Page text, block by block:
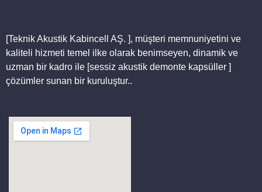
[Teknik Akustik Kabincell AŞ. ], müşteri memnuniyetini ve
kaliteli hizmeti temel ilke olarak benimseyen, dinamik ve
uzman bir kadro ile [sessiz akustik demonte kapsüller ]
çözümler sunan bir kuruluştur..